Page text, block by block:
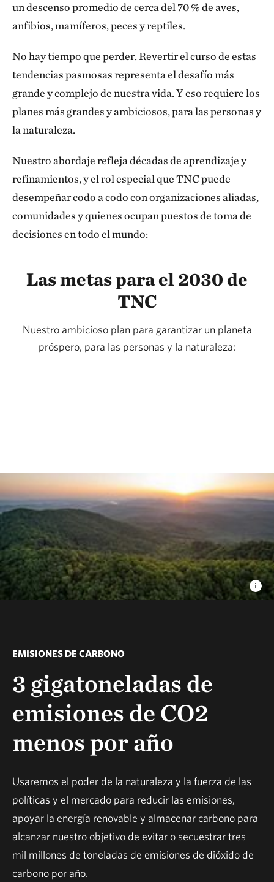
un descenso promedio de cerca del 70 % de aves,
anfibios, mamíferos, peces y reptiles.
No hay tiempo que perder. Revertir el curso de estas
tendencias pasmosas representa el desafío más
grande y complejo de nuestra vida. Y eso requiere los
planes más grandes y ambiciosos, para las personas y
la naturaleza.
Nuestro abordaje refleja décadas de aprendizaje y
refinamientos, y el rol especial que TNC puede
desempeñar codo a codo con organizaciones aliadas,
comunidades y quienes ocupan puestos de toma de
decisiones en todo el mundo:
Las metas para el 2030 de
TNC
Nuestro ambicioso plan para garantizar un planeta
próspero, para las personas y la naturaleza:
EMISIONES DE CARBONO
3 gigatoneladas de
emisiones de CO2
menos por año
Usaremos el poder de la naturaleza y la fuerza de las
políticas y el mercado para reducir las emisiones,
apoyar la energía renovable y almacenar carbono para
alcanzar nuestro objetivo de evitar o secuestrar tres
mil millones de toneladas de emisiones de dióxido de
carbono por año.